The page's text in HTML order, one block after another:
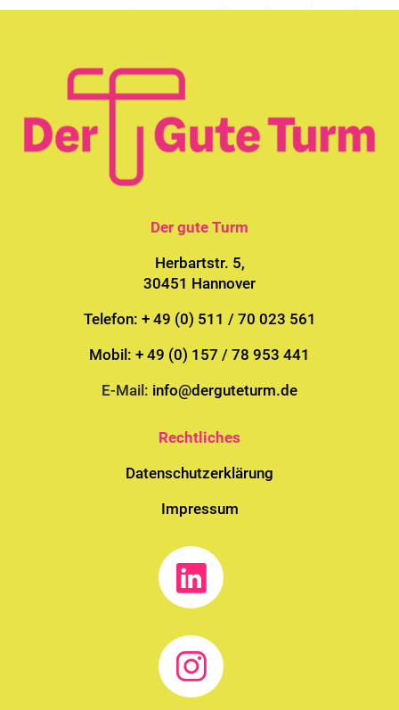
Der gute Turm
Herbartstr. 5,
30451 Hannover
Telefon: + 49 (0) 511 / 70 023 561
Mobil: + 49 (0) 157 / 78 953 441
E-Mail: info@derguteturm.de
Rechtliches
Datenschutzerklärung
Impressum